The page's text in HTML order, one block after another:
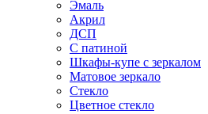
Эмаль
Акрил
ДСП
С патиной
Шкафы-купе с зеркалом
Матовое зеркало
Стекло
Цветное стекло